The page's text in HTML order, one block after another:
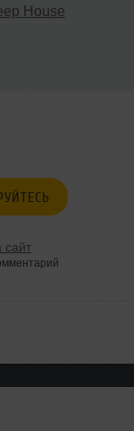
House
сайт